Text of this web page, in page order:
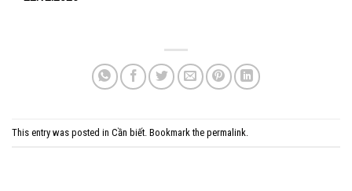
This entry was posted in Cần biết . Bookmark the permalink